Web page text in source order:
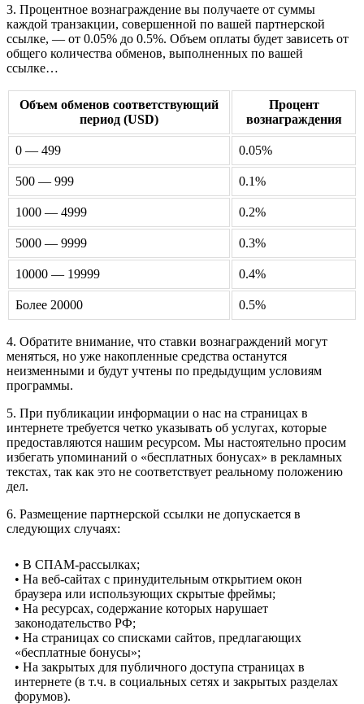
3. Процентное вознаграждение вы получаете от суммы
каждой транзакции, совершенной по вашей партнерской
ссылке, — от 0.05% до 0.5%. Объем оплаты будет зависеть от
общего количества обменов, выполненных по вашей
ссылке…
Объем обменов соответствующий
период (USD)
Процент
вознаграждения
0 — 499 0.05%
500 — 999 0.1%
1000 — 4999 0.2%
5000 — 9999 0.3%
10000 — 19999 0.4%
Более 20000 0.5%
4. Обратите внимание, что ставки вознаграждений могут
меняться, но уже накопленные средства останутся
неизменными и будут учтены по предыдущим условиям
программы.
5. При публикации информации о нас на страницах в
интернете требуется четко указывать об услугах, которые
предоставляются нашим ресурсом. Мы настоятельно просим
избегать упоминаний о «бесплатных бонусах» в рекламных
текстах, так как это не соответствует реальному положению
дел.
6. Размещение партнерской ссылки не допускается в
следующих случаях:
• В СПАМ-рассылках;
• На веб-сайтах с принудительным открытием окон
браузера или использующих скрытые фреймы;
• На ресурсах, содержание которых нарушает
законодательство РФ;
• На страницах со списками сайтов, предлагающих
«бесплатные бонусы»;
• На закрытых для публичного доступа страницах в
интернете (в т.ч. в социальных сетях и закрытых разделах
форумов).